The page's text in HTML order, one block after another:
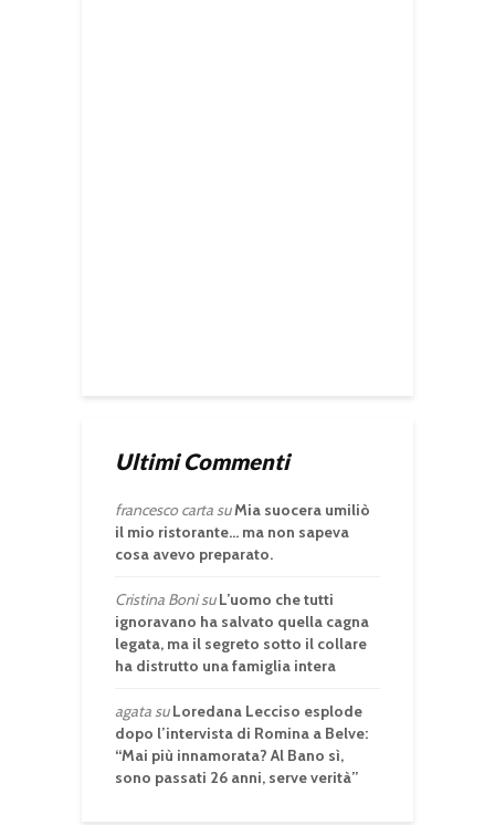
Ultimi Commenti
francesco cartasuMia suocera umiliò
il mio ristorante… ma non sapeva
cosa avevo preparato.
Cristina BonisuL’uomo che tutti
ignoravano ha salvato quella cagna
legata, ma il segreto sotto il collare
ha distrutto una famiglia intera
agatasuLoredana Lecciso esplode
dopo l’intervista di Romina a Belve:
“Mai più innamorata? Al Bano sì,
sono passati 26 anni, serve verità”